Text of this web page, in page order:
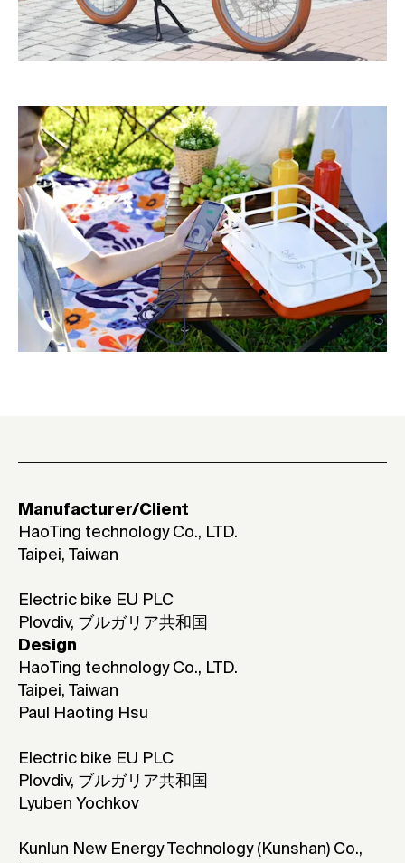
Manufacturer/Client
HaoTing technology Co., LTD.
Taipei, Taiwan
Electric bike EU PLC
Plovdiv, ブルガリア共和国
Design
HaoTing technology Co., LTD.
Taipei, Taiwan
Paul Haoting Hsu
Electric bike EU PLC
Plovdiv, ブルガリア共和国
Lyuben Yochkov
Kunlun New Energy Technology (Kunshan) Co.,